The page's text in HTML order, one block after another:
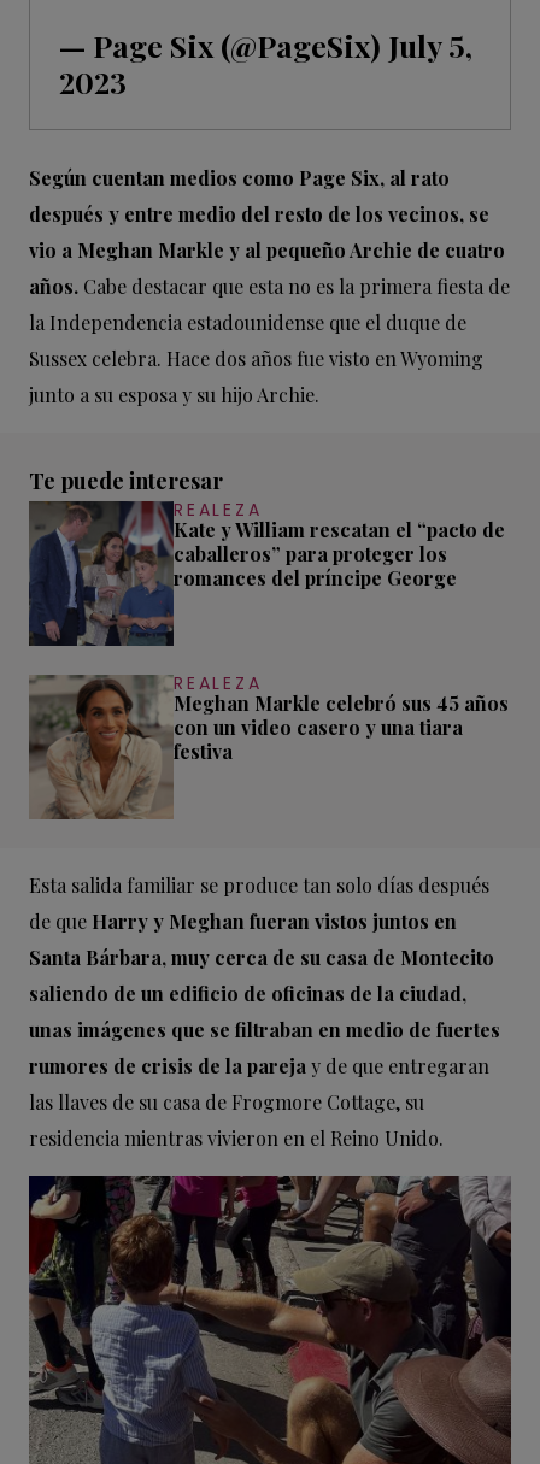
— Page Six (@PageSix) July 5,
2023
Según cuentan medios como Page Six, al rato
después y entre medio del resto de los vecinos, se
vio a Meghan Markle y al pequeño Archie de cuatro
años. Cabe destacar que esta no es la primera fiesta de
la Independencia estadounidense que el duque de
Sussex celebra. Hace dos años fue visto en Wyoming
junto a su esposa y su hijo Archie.
Te puede interesar
REALEZA
Kate y William rescatan el “pacto de
caballeros” para proteger los
romances del príncipe George
REALEZA
Meghan Markle celebró sus 45 años
con un video casero y una tiara
festiva
Esta salida familiar se produce tan solo días después
de que Harry y Meghan fueran vistos juntos en
Santa Bárbara, muy cerca de su casa de Montecito
saliendo de un edificio de oficinas de la ciudad,
unas imágenes que se filtraban en medio de fuertes
rumores de crisis de la pareja y de que entregaran
las llaves de su casa de Frogmore Cottage, su
residencia mientras vivieron en el Reino Unido.